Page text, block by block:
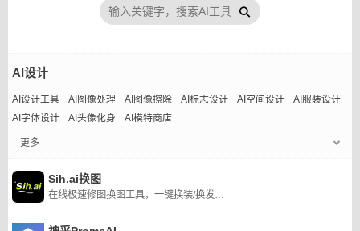
AI设计
AI设计工具 AI图像处理 AI图像擦除 AI标志设计 AI空间设计
AI服装设计
AI字体设计
AI头像化身 AI模特商店
更多
Sih.ai换图
在线极速修图换图工具，一键换装/换发型/换脸/换背景/换风格。